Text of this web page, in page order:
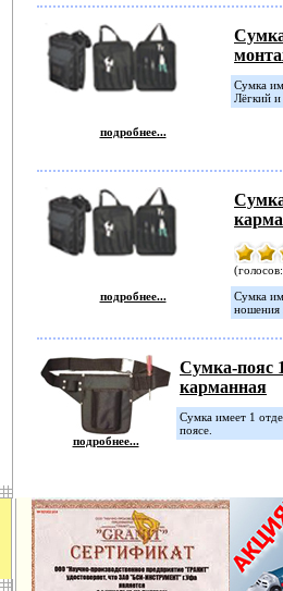
подробнее...
Сумка
Лёгкий
подробнее...
Сумка
ношения
подробнее...
Сумка-пояс
карманная
Сумка имеет 1
поясе.